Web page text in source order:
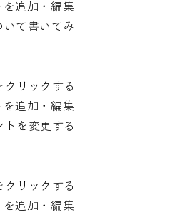
を追加・編集
いて書いてみ
リックする
を追加・編集
トを変更する
リックする
を追加・編集